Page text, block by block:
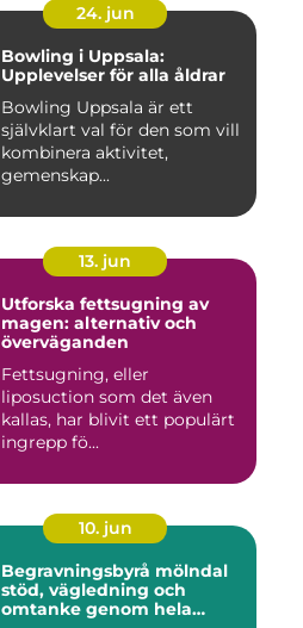
24. jun
Bowling i Uppsala:
Upplevelser för alla åldrar
Bowling Uppsala är ett
självklart val för den som vill
kombinera aktivitet,
gemenskap...
13. jun
Utforska fettsugning av
magen: alternativ och
överväganden
Fettsugning, eller
liposuction som det även
kallas, har blivit ett populärt
ingrepp fö...
10. jun
Begravningsbyrå mölndal
stöd, vägledning och
omtanke genom hela